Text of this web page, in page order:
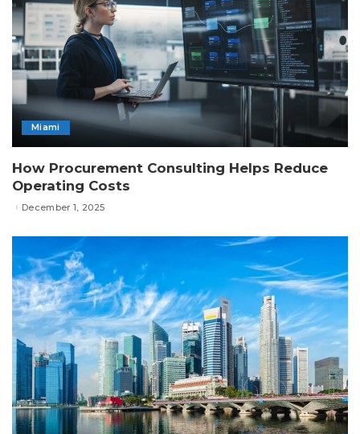
Miami
How Procurement Consulting Helps Reduce
Operating Costs
December 1, 2025